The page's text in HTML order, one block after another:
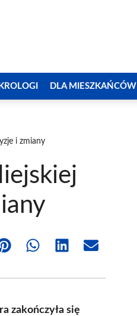
DLA MIESZKAŃCÓW
i zmiany
Share Share Share Share
zakończyła się